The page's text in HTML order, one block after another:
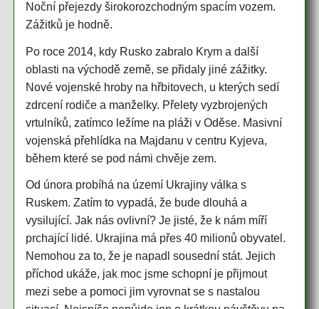
Noční přejezdy širokorozchodným spacím vozem.
Zážitků je hodně.
Po roce 2014, kdy Rusko zabralo Krym a další
oblasti na východě země, se přidaly jiné zážitky.
Nové vojenské hroby na hřbitovech, u kterých sedí
zdrcení rodiče a manželky. Přelety vyzbrojených
vrtulníků, zatímco ležíme na pláži v Oděse. Masivní
vojenská přehlídka na Majdanu v centru Kyjeva,
během které se pod námi chvěje zem.
Od února probíhá na území Ukrajiny válka s
Ruskem. Zatím to vypadá, že bude dlouhá a
vysilující. Jak nás ovlivní? Je jisté, že k nám míří
prchající lidé. Ukrajina má přes 40 milionů obyvatel.
Nemohou za to, že je napadl sousední stát. Jejich
příchod ukáže, jak moc jsme schopní je přijmout
mezi sebe a pomoci jim vyrovnat se s nastalou